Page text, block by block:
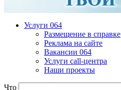
Услуги 064
Размещение в справке
Реклама на сайте
Вакансии 064
Услуги call-центра
Наши проекты
Что